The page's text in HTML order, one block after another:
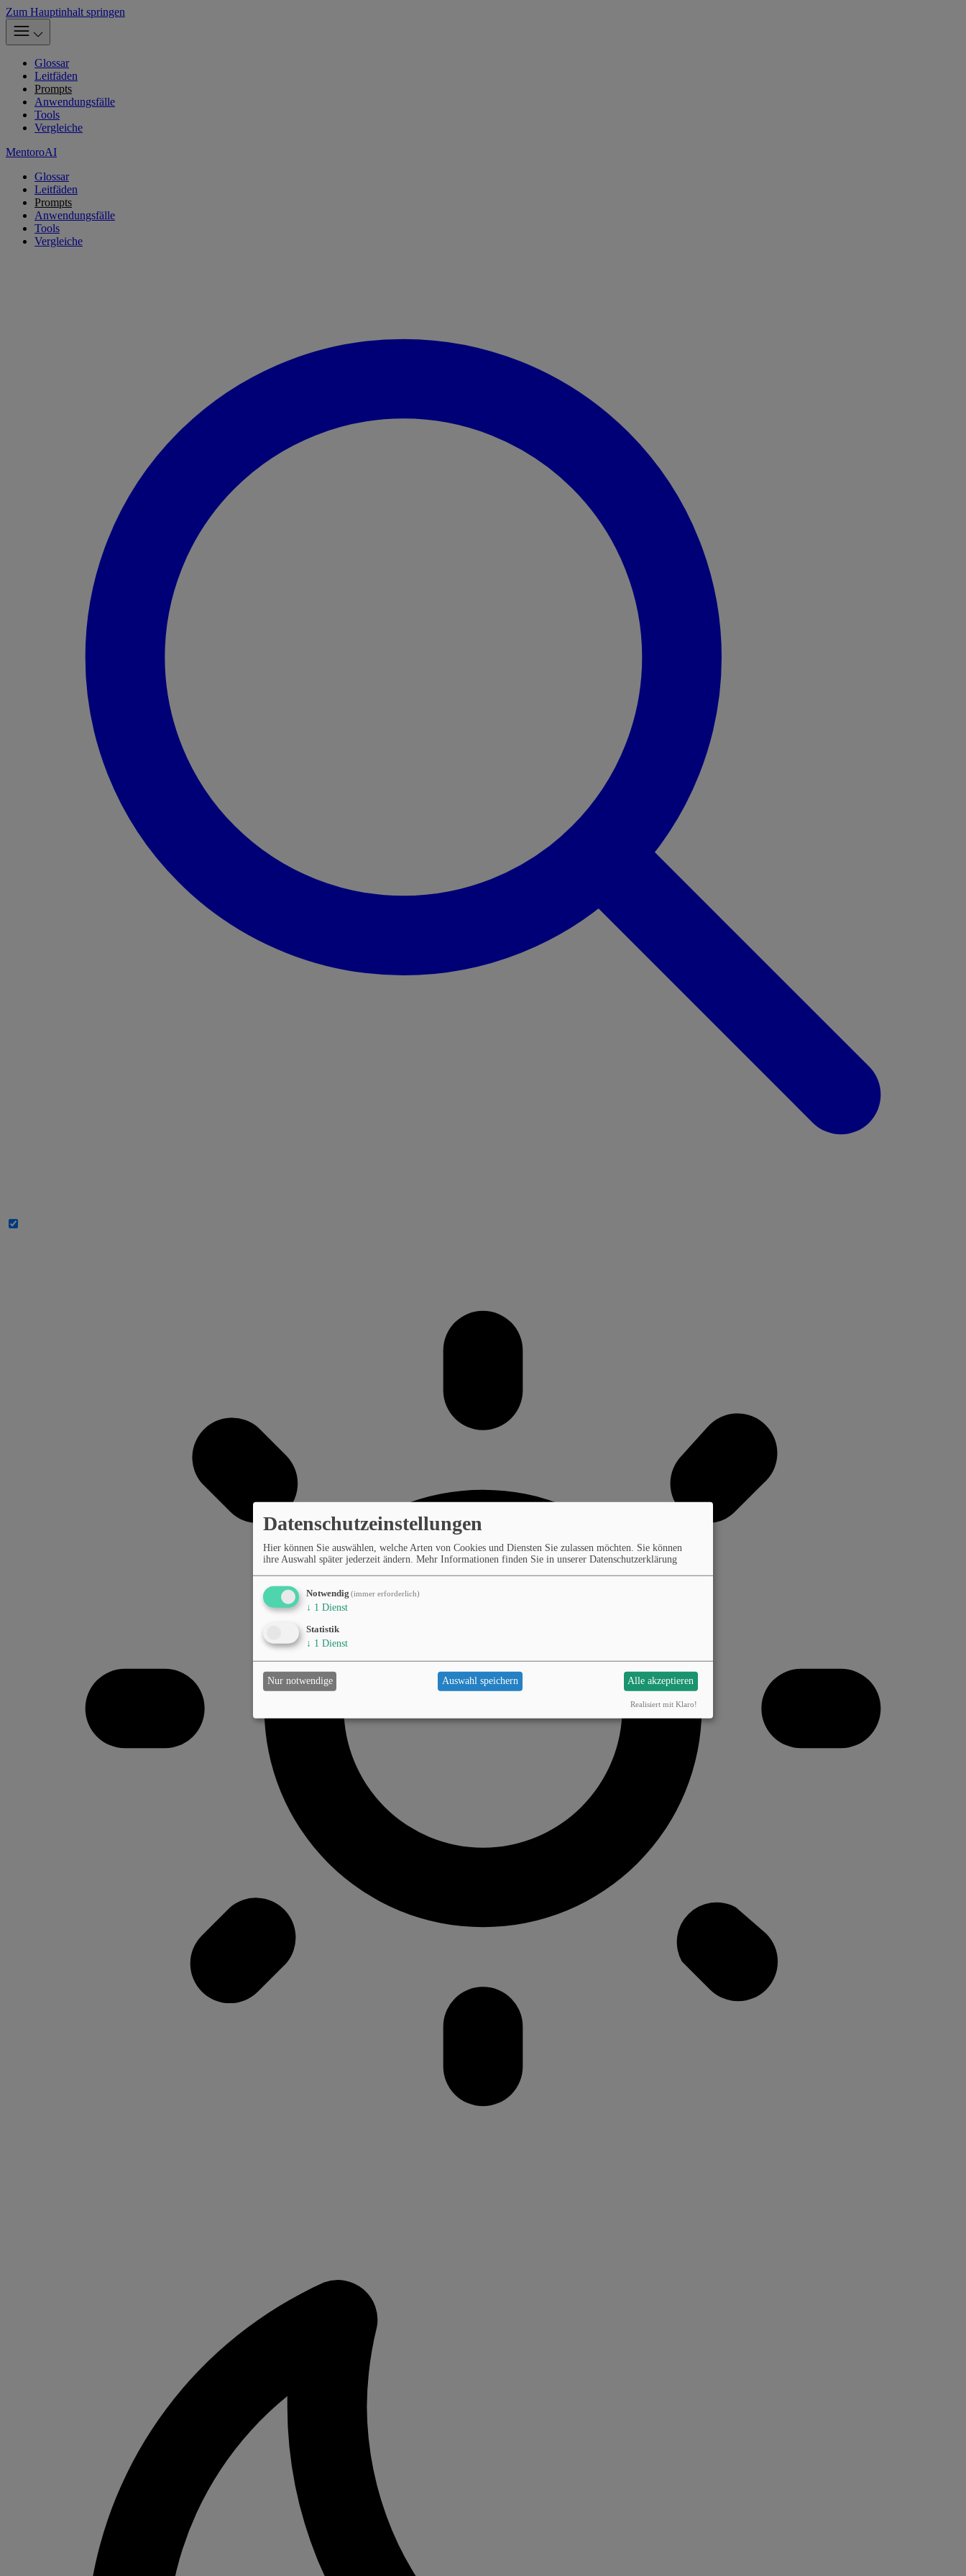
Zum Hauptinhalt springen
Glossar
Leitfäden
Prompts
Anwendungsfälle
Tools
Vergleiche
MentoroAI
Glossar
Leitfäden
Prompts
Anwendungsfälle
Tools
Vergleiche
Datenschutzeinstellungen
Hier können Sie auswählen, welche Arten von Cookies und Diensten Sie zulassen möchten. Sie können
ihre Auswahl später jederzeit ändern. Mehr Informationen finden Sie in unserer Datenschutzerklärung
Notwendig (immer erforderlich)
↓ 1 Dienst
Statistik
↓ 1 Dienst
Nur notwendige Auswahl speichern Alle akzeptieren
Realisiert mit Klaro!